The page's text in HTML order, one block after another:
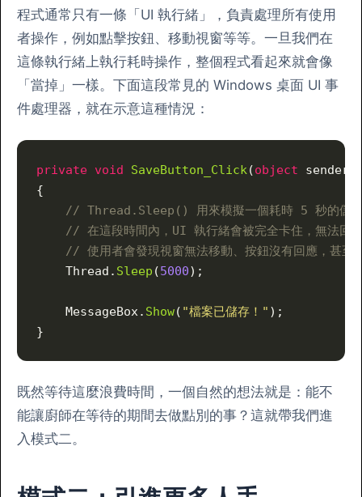
程式通常只有一條「UI 執行緒」，負責處理所有使用
者操作，例如點擊按鈕、移動視窗等等。一旦我們在
這條執行緒上執行耗時操作，整個程式看起來就會像
「當掉」一樣。下面這段常見的 Windows 桌面 UI 事
件處理器，就在示意這種情況：
private void SaveButton_Click (object
{
// Thread.Sleep() 用來模擬一個耗時 5 秒的儲
// 在這段時間內，UI 執行緒會被完全卡住，無法回
// 使用者會發現視窗無法移動、按鈕沒有回應，甚至
    Thread.
Sleep (5000);
    MessageBox.
Show( "檔案已儲存！" );
}
既然等待這麼浪費時間，一個自然的想法就是：能不
能讓廚師在等待的期間去做點別的事？這就帶我們進
入模式二。